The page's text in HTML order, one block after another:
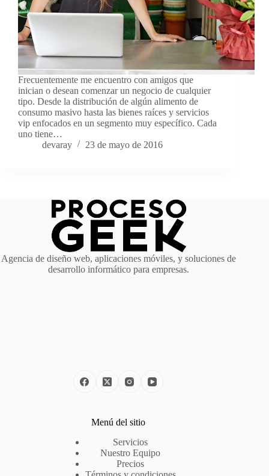
Frecuentemente me encuentro con amigos que
inician o desean comenzar un negocio de cualquier
tipo. Desde la distribución de algún alimento de
consumo masivo hasta las bienes raíces y servicios
vip enfocados en un segmento muy específico. Cada
uno tiene…
devaray
23 de mayo de 2016
Agencia de diseño web, aplicaciones móviles, y soluciones de
desarrollo informático para empresas.
Menú del sitio
Servicios
Nuestro Equipo
Precios